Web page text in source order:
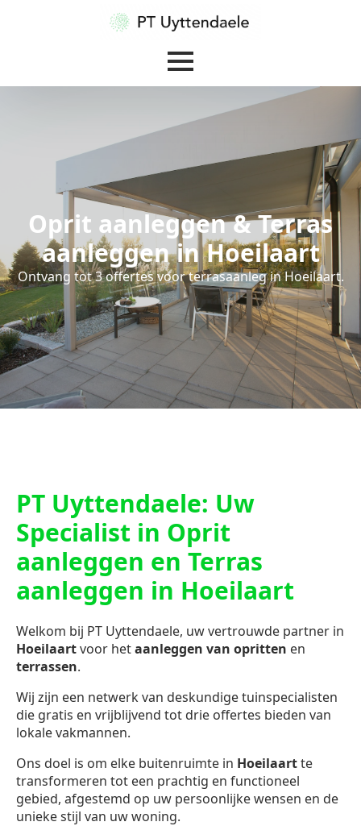
Oprit aanleggen & Terras
aanleggen in Hoeilaart
Ontvang tot 3 offertes voor terrasaanleg in Hoeilaart.
PT Uyttendaele: Uw
Specialist in Oprit
aanleggen en Terras
aanleggen in Hoeilaart
Welkom bij PT Uyttendaele, uw vertrouwde partner in
Hoeilaartvoor hetaanleggen van opritten en
terrassen.
Wij zijn een netwerk van deskundige tuinspecialisten
die gratis en vrijblijvend tot drie offertes bieden van
lokale vakmannen.
Ons doel is om elke buitenruimte in Hoeilaartte
transformeren tot een prachtig en functioneel
gebied, afgestemd op uw persoonlijke wensen en de
unieke stijl van uw woning.